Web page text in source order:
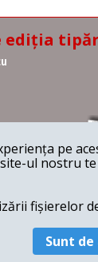
ediția
Revista 22
pe
ul nostru
fișierelor
Sunt de